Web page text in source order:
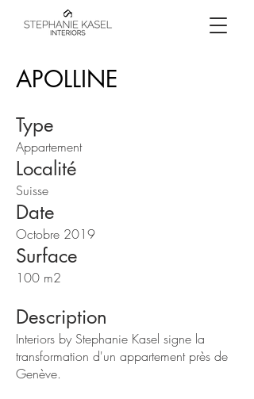
APOLLINE
Type
Appartement
Localité
Suisse
Date
Octobre 2019
Surface
100 m2
Description
Interiors by Stephanie Kasel signe la
transformation d'un appartement près de
Genève.